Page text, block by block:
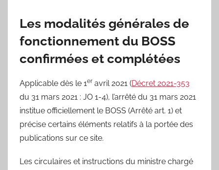
Les modalités générales de
fonctionnement du BOSS
confirmées et complétées
Applicable dès le 1er avril 2021 (Décret 2021-353
du 31 mars 2021 : JO 1-4), l’arrêté du 31 mars 2021
institue officiellement le BOSS (Arrêté art. 1) et
précise certains éléments relatifs à la portée des
publications sur ce site.
Les circulaires et instructions du ministre chargé